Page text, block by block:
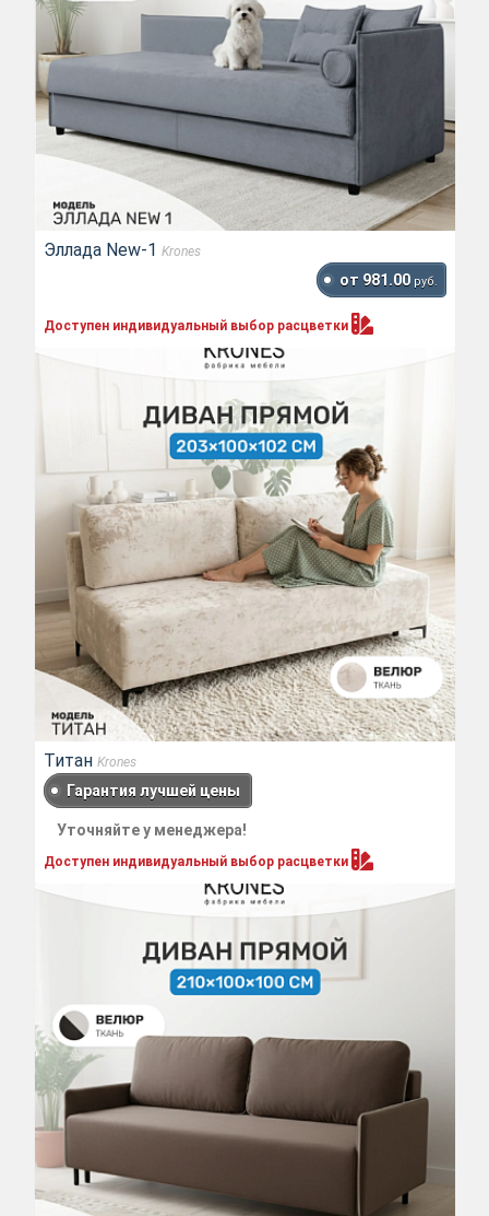
Эллада New-1 Krones
от 981.00 руб.
Доступен индивидуальный выбор расцветки
Титан Krones
Гарантия лучшей цены
Уточняйте у менеджера!
Доступен индивидуальный выбор расцветки